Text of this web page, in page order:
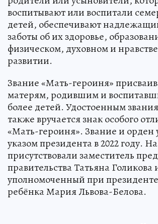
воспитывают или воспитали
детей, обеспечивают
заботы об их здоровье,
физическом, духовном и
развитии.
Звание «Мать-героиня»
матерям, родившим и
более детей. Удостоенным
также вручается знак особого
«Мать-героиня». Звание и
указом президента в 2022 году.
присутствовали заместитель
правительства Татьяна Голикова
уполномоченный при
ребёнка Мария Львова-Белова.